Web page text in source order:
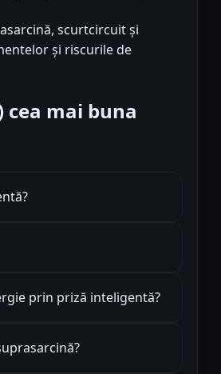
scurtcircuit și
și riscurile de
cea mai buna
prin priză inteligentă?